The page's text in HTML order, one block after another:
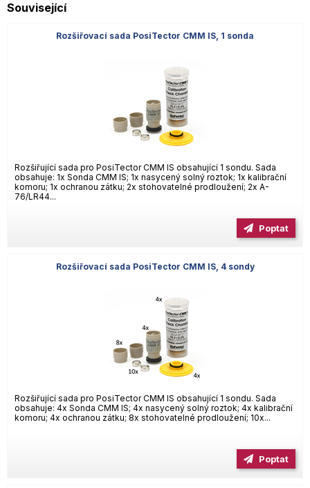
Související
Rozšiřovací sada PosiTector CMM IS, 1 sonda
Rozšiřující sada pro PosiTector CMM IS obsahující 1 sondu. Sada
obsahuje: 1x Sonda CMM IS; 1x nasycený solný roztok; 1x kalibrační
komoru; 1x ochranou zátku; 2x stohovatelné prodloužení; 2x A-
76/LR44...
Poptat
Rozšiřovací sada PosiTector CMM IS, 4 sondy
Rozšiřující sada pro PosiTector CMM IS obsahující 1 sondu. Sada
obsahuje: 4x Sonda CMM IS; 4x nasycený solný roztok; 4x kalibrační
komoru; 4x ochranou zátku; 8x stohovatelné prodloužení; 10x...
Poptat